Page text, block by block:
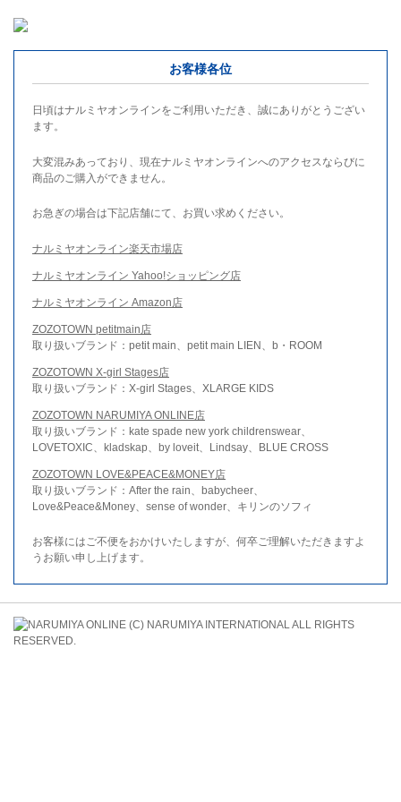
お客様各位
日頃はナルミヤオンラインをご利用いただき、誠にありがとうござい
ます。
大変混みあっており、現在ナルミヤオンラインへのアクセスならびに
商品のご購入ができません。
お急ぎの場合は下記店舗にて、お買い求めください。
ナルミヤオンライン楽天市場店
ナルミヤオンライン Yahoo!ショッピング店
ナルミヤオンライン Amazon店
ZOZOTOWN petitmain店
取り扱いブランド：petit main、petit main LIEN、b・ROOM
ZOZOTOWN X-girl Stages店
取り扱いブランド：X-girl Stages、XLARGE KIDS
ZOZOTOWN NARUMIYA ONLINE店
取り扱いブランド：kate spade new york childrenswear、
LOVETOXIC、kladskap、by loveit、Lindsay、BLUE CROSS
ZOZOTOWN LOVE&PEACE&MONEY店
取り扱いブランド：After the rain、babycheer、
Love&Peace&Money、sense of wonder、キリンのソフィ
お客様にはご不便をおかけいたしますが、何卒ご理解いただきますよ
うお願い申し上げます。